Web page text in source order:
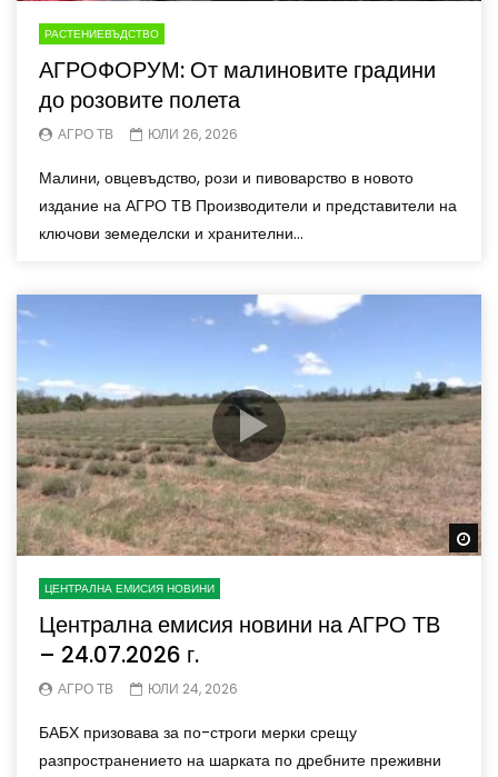
РАСТЕНИЕВЪДСТВО
АГРОФОРУМ: От малиновите градини
до розовите полета
АГРО ТВ ЮЛИ 26, 2026
Малини, овцевъдство, рози и пивоварство в новото
издание на АГРО ТВ Производители и представители на
ключови земеделски и хранителни...
ЦЕНТРАЛНА ЕМИСИЯ НОВИНИ
Централна емисия новини на АГРО ТВ
– 24.07.2026 г.
АГРО ТВ ЮЛИ 24, 2026
БАБХ призовава за по-строги мерки срещу
разпространението на шарката по дребните преживни